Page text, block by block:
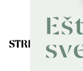
STRIEBORNÉ